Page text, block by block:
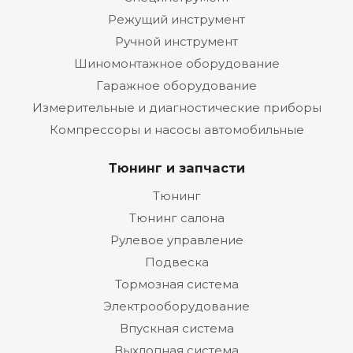
Режущий инструмент
Ручной инструмент
Шиномонтажное оборудование
Гаражное оборудование
Измерительные и диагностические приборы
Компрессоры и насосы автомобильные
Тюнинг и запчасти
Тюнинг
Тюнинг салона
Рулевое управление
Подвеска
Тормозная система
Электрооборудование
Впускная система